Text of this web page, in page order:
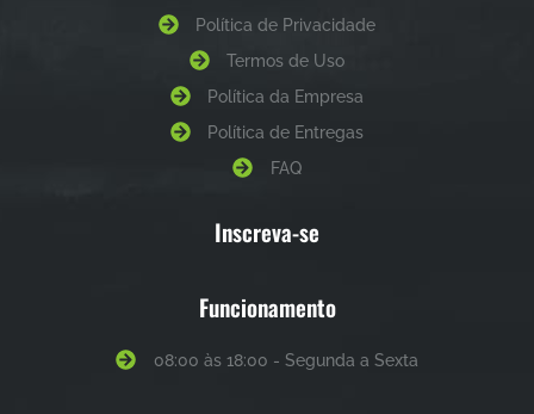
Política de Privacidade
Termos de Uso
Política da Empresa
Política de Entregas
FAQ
Inscreva-se
Funcionamento
08:00 às 18:00 - Segunda a Sexta